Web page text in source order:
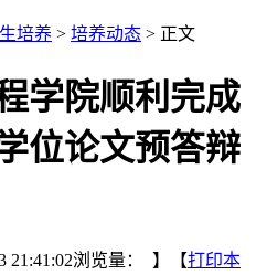
培养 > 培养动态 > 正文
学院顺利完成
位论文预答辩
浏览量： 】【打印本